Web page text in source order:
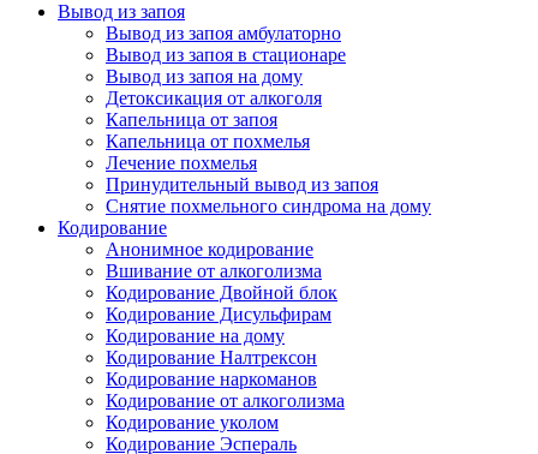
Вывод из запоя
Вывод из запоя амбулаторно
Вывод из запоя в стационаре
Вывод из запоя на дому
Детоксикация от алкоголя
Капельница от запоя
Капельница от похмелья
Лечение похмелья
Принудительный вывод из запоя
Снятие похмельного синдрома на дому
Кодирование
Анонимное кодирование
Вшивание от алкоголизма
Кодирование Двойной блок
Кодирование Дисульфирам
Кодирование на дому
Кодирование Налтрексон
Кодирование наркоманов
Кодирование от алкоголизма
Кодирование уколом
Кодирование Эспераль